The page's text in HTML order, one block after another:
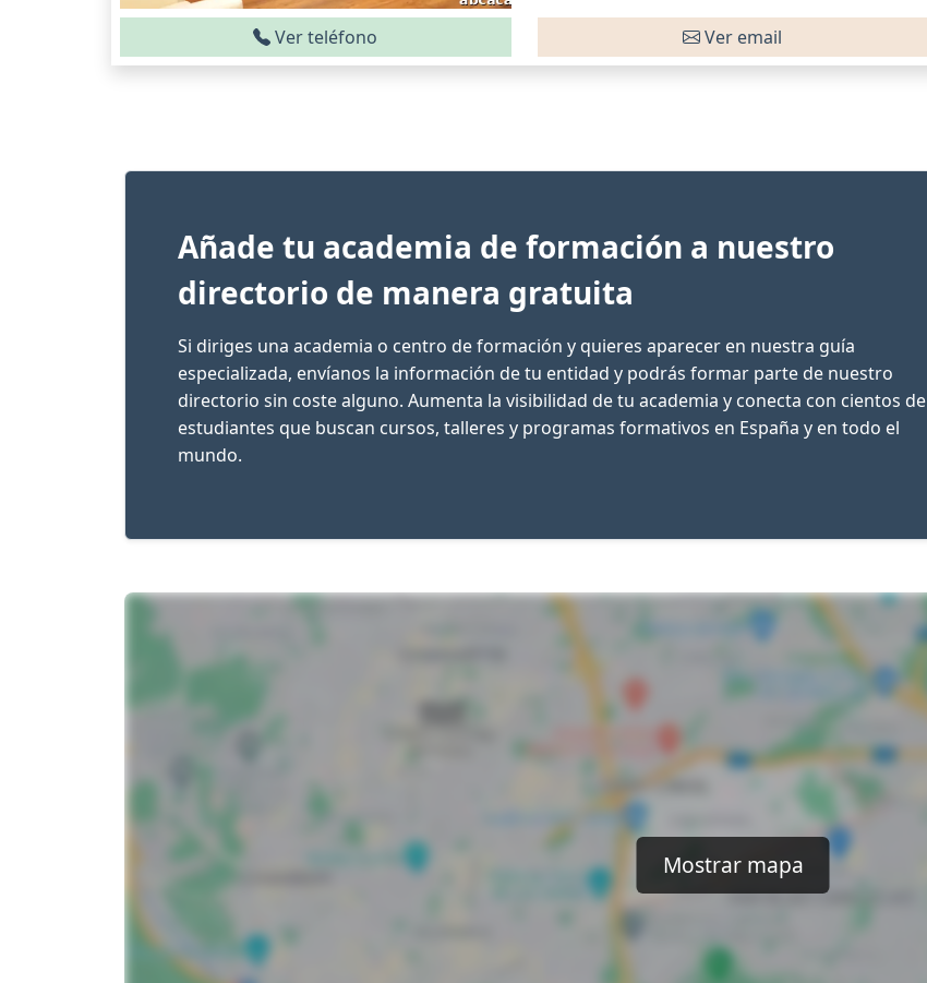
Ver teléfono Ver email
Añade tu academia de formación a nuestro
directorio de manera gratuita
Si diriges una academia o centro de formación y quieres aparecer en nuestra guía
especializada, envíanos la información de tu entidad y podrás formar parte de nuestro
directorio sin coste alguno. Aumenta la visibilidad de tu academia y conecta con cientos de
estudiantes que buscan cursos, talleres y programas formativos en España y en todo el
mundo.
Mostrar mapa